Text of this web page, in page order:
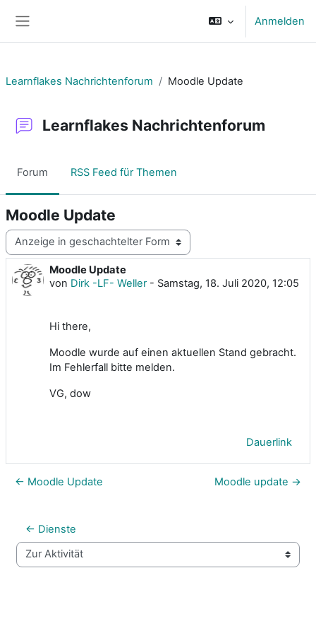
Anmelden
Learnflakes Nachrichtenforum Moodle Update
Learnflakes Nachrichtenforum
Forum RSS Feed für Themen
Moodle Update
Anzeigemodus
Moodle Update
von Dirk -LF- Weller- Samstag, 18. Juli 2020, 12:05
Anzahl Antworten: 0
Hi there,
Moodle wurde auf einen aktuellen Stand gebracht.
Im Fehlerfall bitte melden.
VG, dow
Dauerlink
← Moodle Update Moodle update →
← Dienste
Zur Aktivität